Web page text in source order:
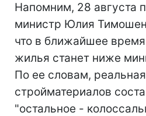
Напомним, 28 августа
министр Юлия
что в ближайшее
жилья станет ниже
По ее словам,
стройматериалов
"остальное -